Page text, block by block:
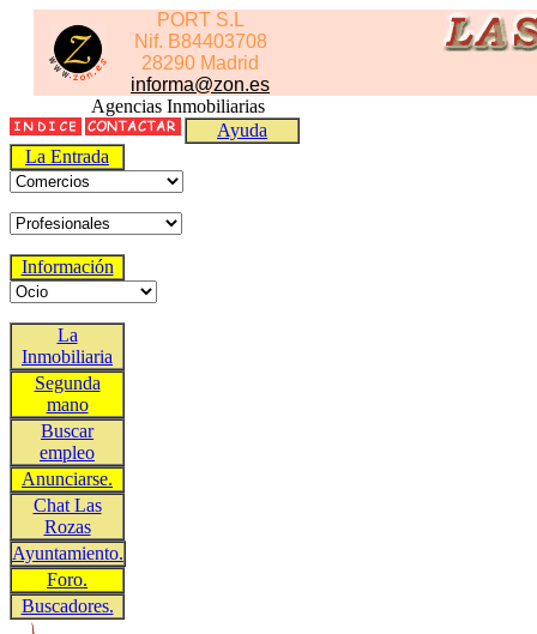
PORT S.L
Nif. B84403708
28290 Madrid
informa@zon.es
Agencias Inmobiliarias
Ayuda
La Entrada
Información
La
Inmobiliaria
Segunda
mano
Buscar
empleo
Anunciarse.
Chat Las
Rozas
Ayuntamiento.
Foro.
Buscadores.